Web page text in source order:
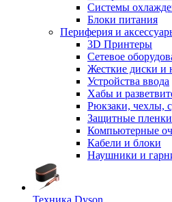
Системы
Блоки питания
Периферия и
3D Принтеры
Сетевое
Жесткие диски и
Устройства ввода
Хабы и
Рюкзаки, чехлы,
Защитные пленки
Компьютерные
Кабели и блоки
Наушники и
Техника Dyson